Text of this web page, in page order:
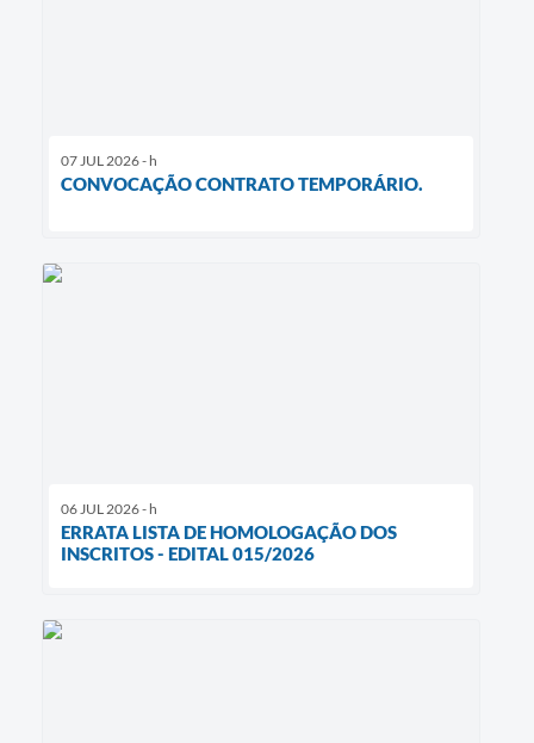
07 JUL 2026 - h
CONVOCAÇÃO CONTRATO TEMPORÁRIO.
06 JUL 2026 - h
ERRATA LISTA DE HOMOLOGAÇÃO DOS
INSCRITOS - EDITAL 015/2026